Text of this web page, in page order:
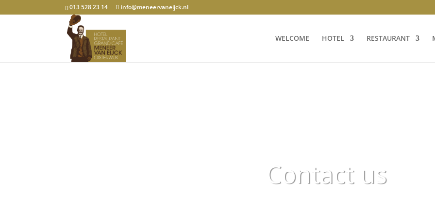
013 528 23 14 info@meneervaneijck.nl
WELCOME HOTEL RESTAURANT
Contact us